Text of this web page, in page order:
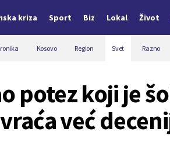
kriza Sport Biz Lokal Život
Kosovo Region Svet Razno
potez koji je
već